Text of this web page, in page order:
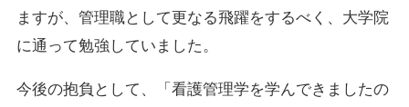
ますが、管理職として更なる飛躍をするべく、大学院
に通って勉強していました。
今後の抱負として、「看護管理学を学んできましたの